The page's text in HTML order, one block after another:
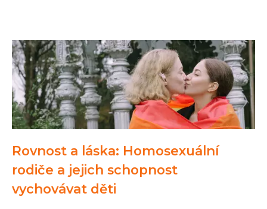
Rovnost a láska: Homosexuální
rodiče a jejich schopnost
vychovávat děti